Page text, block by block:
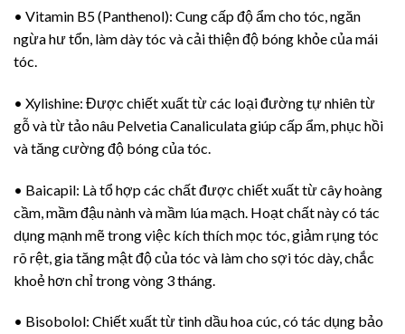
• Vitamin B5 (Panthenol): Cung cấp độ ẩm cho tóc, ngăn
ngừa hư tổn, làm dày tóc và cải thiện độ bóng khỏe của mái
tóc.
• Xylishine: Được chiết xuất từ các loại đường tự nhiên từ
gỗ và từ tảo nâu Pelvetia Canaliculata giúp cấp ẩm, phục hồi
và tăng cường độ bóng của tóc.
• Baicapil: Là tổ hợp các chất được chiết xuất từ cây hoàng
cầm, mầm đậu nành và mầm lúa mạch. Hoạt chất này có tác
dụng mạnh mẽ trong việc kích thích mọc tóc, giảm rụng tóc
rõ rệt, gia tăng mật độ của tóc và làm cho sợi tóc dày, chắc
khoẻ hơn chỉ trong vòng 3 tháng.
• Bisobolol: Chiết xuất từ tinh dầu hoa cúc, có tác dụng bảo